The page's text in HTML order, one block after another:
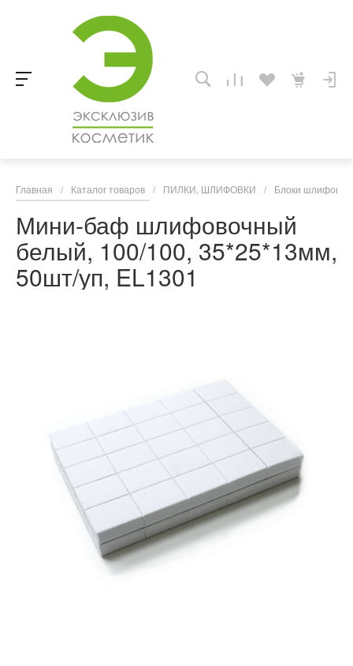
Главная / Каталог товаров / ПИЛКИ, ШЛИФОВКИ / Блоки
Мини-баф шлифовочный
белый, 100/100, 35*25*13мм,
50шт/уп, EL1301